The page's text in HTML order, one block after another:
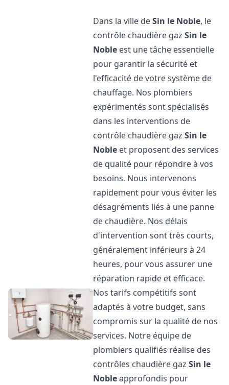
Dans la ville deSin le Noble, le
contrôle chaudière gazSin le
Noble est une tâche essentielle
pour garantir la sécurité et
l'efficacité de votre système de
chauffage. Nos plombiers
expérimentés sont spécialisés
dans les interventions de
contrôle chaudière gazSin le
Noble et proposent des services
de qualité pour répondre à vos
besoins. Nous intervenons
rapidement pour vous éviter les
désagréments liés à une panne
de chaudière. Nos délais
d'intervention sont très courts,
généralement inférieurs à 24
heures, pour vous assurer une
réparation rapide et efficace.
Nos tarifs compétitifs sont
adaptés à votre budget, sans
compromis sur la qualité de nos
services. Notre équipe de
plombiers qualifiés réalise des
contrôles chaudière gazSin le
Nobleapprofondis pour